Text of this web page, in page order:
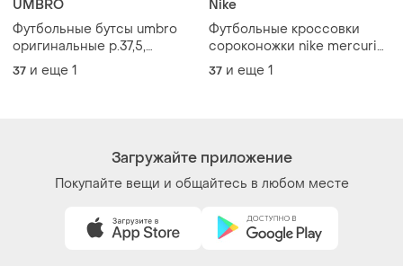
Загружайте приложение
Покупайте вещи и общайтесь в любом месте
Как это работает?
Украина, 02121, Киев, Харьковское шоссе, дом 201-
203, буква 4Г